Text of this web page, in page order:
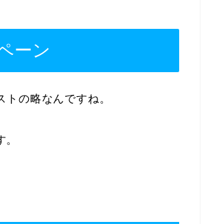
ーン
の略なんですね。